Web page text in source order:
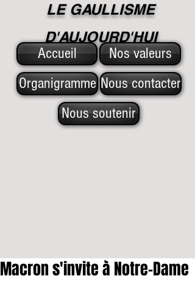
LE GAULLISME
D'AUJOURD'HUI
Accueil
Nos valeurs
Organigramme Nous contacter
Nous soutenir
Macron s'invite à Notre-Dame